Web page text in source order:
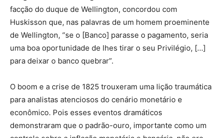
facção do duque de Wellington, concordou com
Huskisson que, nas palavras de um homem proeminente
de Wellington, “se o [Banco] parasse o pagamento, seria
uma boa oportunidade de lhes tirar o seu Privilégio, […]
para deixar o banco quebrar”.
O boom e a crise de 1825 trouxeram uma lição traumática
para analistas atenciosos do cenário monetário e
econômico. Pois esses eventos dramáticos
demonstraram que o padrão-ouro, importante como um